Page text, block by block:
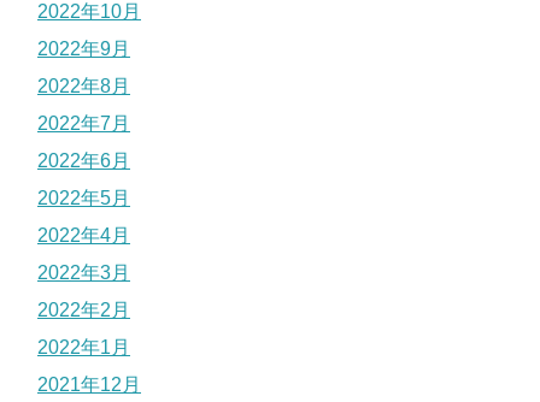
2022年10月
2022年9月
2022年8月
2022年7月
2022年6月
2022年5月
2022年4月
2022年3月
2022年2月
2022年1月
2021年12月